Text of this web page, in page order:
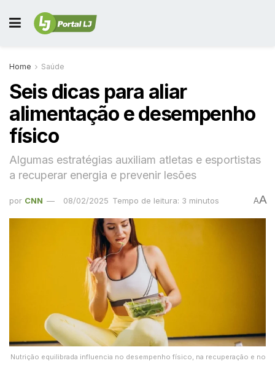
Home Saúde
Seis dicas para aliar
alimentação e desempenho
físico
Algumas estratégias auxiliam atletas e esportistas
a recuperar energia e prevenir lesões
por CNN 08/02/2025 Tempo de leitura: 3 minutos AA
Nutrição equilibrada influencia no desempenho físico, na recuperação e no